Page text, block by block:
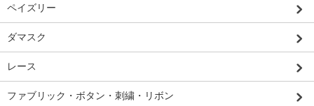
ペイズリー
ダマスク
レース
ファブリック・ボタン・刺繍・リボン